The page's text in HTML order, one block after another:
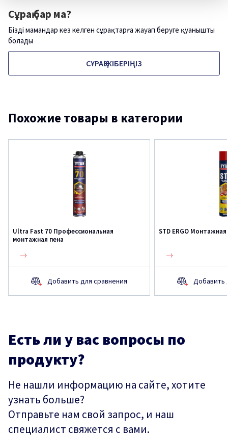
Сұрақ бар ма?
Біздің мамандар кез келген сұрақтарға жауап беруге қуанышты
болады
СҰРАҚ ЖІБЕРІҢІЗ
Похожие товары в категории
Ultra Fast 70 Профессиональная
монтажная пена
Добавить для сравнения
STD ERGO
Добавить
Есть ли у вас вопросы по
продукту?
Не нашли информацию на сайте, хотите
узнать больше?
Отправьте нам свой запрос, и наш
специалист свяжется с вами.